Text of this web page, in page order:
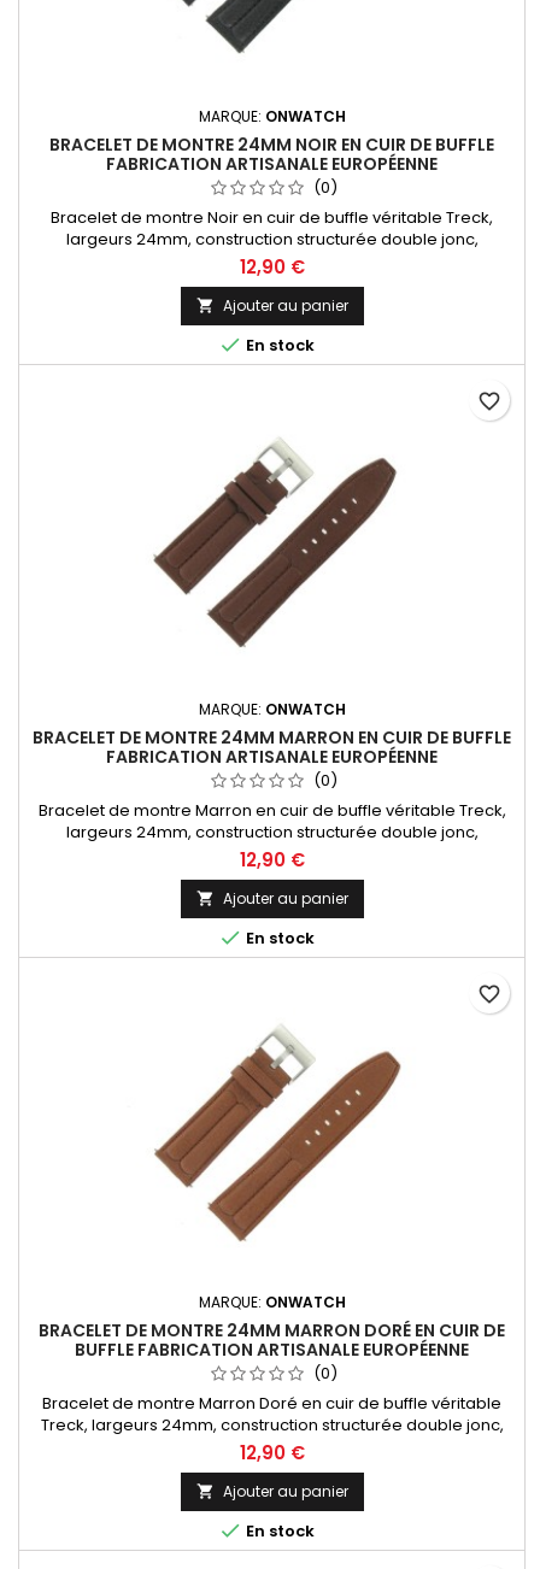
MARQUE: ONWATCH
BRACELET DE MONTRE 24MM NOIR EN CUIR DE BUFFLE
FABRICATION ARTISANALE EUROPÉENNE
(0)
Bracelet de montre Noir en cuir de buffle véritable Treck,
largeurs 24mm, construction structurée double jonc,
dynamique et sportif. Fabrication artisanale Made in Spain.
12,90 €
 Ajouter au panier
 En stock
MARQUE: ONWATCH
BRACELET DE MONTRE 24MM MARRON EN CUIR DE BUFFLE
FABRICATION ARTISANALE EUROPÉENNE
(0)
Bracelet de montre Marron en cuir de buffle véritable Treck,
largeurs 24mm, construction structurée double jonc,
dynamique et sportif. Fabrication artisanale Made in Spain.
12,90 €
 Ajouter au panier
 En stock
favorite_border
MARQUE: ONWATCH
BRACELET DE MONTRE 24MM MARRON DORÉ EN CUIR DE
BUFFLE FABRICATION ARTISANALE EUROPÉENNE
(0)
Bracelet de montre Marron Doré en cuir de buffle véritable
Treck, largeurs 24mm, construction structurée double jonc,
dynamique et sportif. Fabrication artisanale Made in Spain.
12,90 €
 Ajouter au panier
 En stock
favorite_border